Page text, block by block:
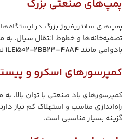
پمپ‌های صنعتی بزرگ
پمپ‌های سانتریفیوژ بزرگ در
تصفیه‌خانه‌ها و خطوط انتقال سیال، به
بادوامی مانند1LE1502-2BB23-4AA4
کمپرسورهای اسکرو و
کمپرسورهای باد صنعتی با توان بالا، به
راه‌اندازی مناسب و استهلاک کم نیاز
گزینه بسیار مناسبی است.